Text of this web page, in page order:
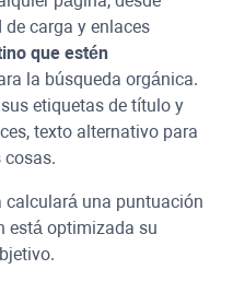
carga y enlaces
que estén
la búsqueda orgánica.
etiquetas de título y
texto alternativo para
cosas.
calculará una puntuación
está optimizada su